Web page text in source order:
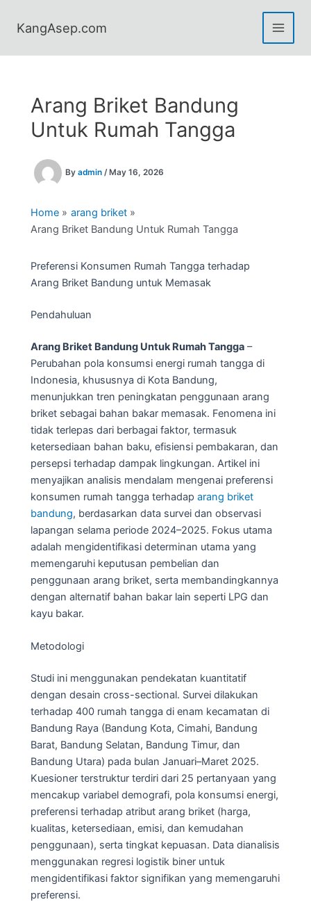
KangAsep.com
Arang Briket Bandung
Untuk Rumah Tangga
By admin / May 16, 2026
Home
arang briket
Arang Briket Bandung Untuk Rumah Tangga
Preferensi Konsumen Rumah Tangga terhadap
Arang Briket Bandung untuk Memasak
Pendahuluan
Arang Briket Bandung Untuk Rumah Tangga –
Perubahan pola konsumsi energi rumah tangga di
Indonesia, khususnya di Kota Bandung,
menunjukkan tren peningkatan penggunaan arang
briket sebagai bahan bakar memasak. Fenomena ini
tidak terlepas dari berbagai faktor, termasuk
ketersediaan bahan baku, efisiensi pembakaran, dan
persepsi terhadap dampak lingkungan. Artikel ini
menyajikan analisis mendalam mengenai preferensi
konsumen rumah tangga terhadap arang briket
bandung, berdasarkan data survei dan observasi
lapangan selama periode 2024–2025. Fokus utama
adalah mengidentifikasi determinan utama yang
memengaruhi keputusan pembelian dan
penggunaan arang briket, serta membandingkannya
dengan alternatif bahan bakar lain seperti LPG dan
kayu bakar.
Metodologi
Studi ini menggunakan pendekatan kuantitatif
dengan desain cross-sectional. Survei dilakukan
terhadap 400 rumah tangga di enam kecamatan di
Bandung Raya (Bandung Kota, Cimahi, Bandung
Barat, Bandung Selatan, Bandung Timur, dan
Bandung Utara) pada bulan Januari–Maret 2025.
Kuesioner terstruktur terdiri dari 25 pertanyaan yang
mencakup variabel demografi, pola konsumsi energi,
preferensi terhadap atribut arang briket (harga,
kualitas, ketersediaan, emisi, dan kemudahan
penggunaan), serta tingkat kepuasan. Data dianalisis
menggunakan regresi logistik biner untuk
mengidentifikasi faktor signifikan yang memengaruhi
preferensi.